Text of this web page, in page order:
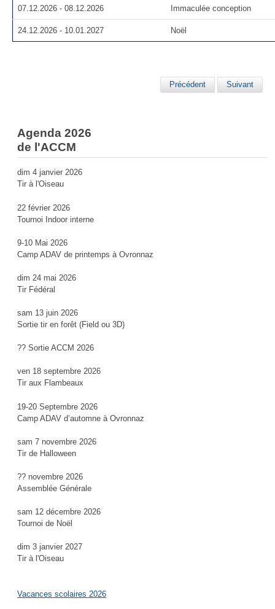
07.12.2026 - 08.12.2026 Immaculée conception
24.12.2026 - 10.01.2027 Noël
Précédent Suivant
Agenda 2026
de l'ACCM
dim 4 janvier 2026
Tir à l'Oiseau
22 février 2026
Tournoi Indoor interne
9-10 Mai 2026
Camp ADAV de printemps à Ovronnaz
dim 24 mai 2026
Tir Fédéral
sam 13 juin 2026
Sortie tir en forêt (Field ou 3D)
?? Sortie ACCM 2026
ven 18 septembre 2026
Tir aux Flambeaux
19-20 Septembre 2026
Camp ADAV d’automne à Ovronnaz
sam 7 novembre 2026
Tir de Halloween
?? novembre 2026
Assemblée Générale
sam 12 décembre 2026
Tournoi de Noël
dim 3 janvier 2027
Tir à l'Oiseau
Vacances scolaires 2026